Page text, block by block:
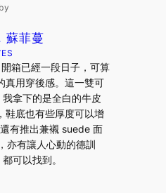
by
蘇菲蔓
箱已經一段日子，可算
真用穿後感。這一雙可
拿下的是全白的牛皮
鞋底也有些厚度可以增
有推出兼襯 suede 面
亦有讓人心動的德訓
可以找到。